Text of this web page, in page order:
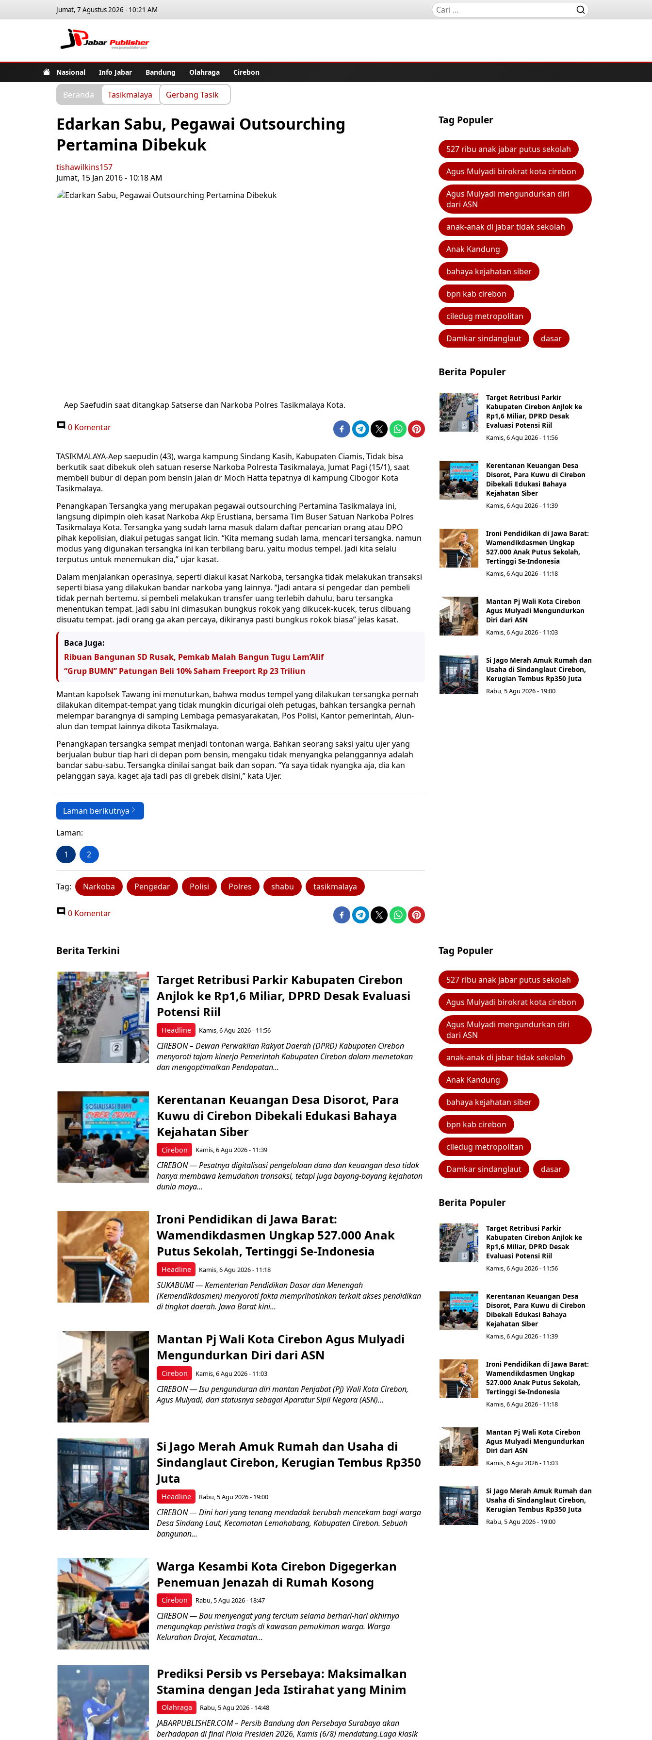
Jumat, 7 Agustus 2026 - 10:21 AM
Nasional Info Jabar Bandung Olahraga Cirebon
Beranda Tasikmalaya Gerbang Tasik
Edarkan Sabu, Pegawai Outsourching
Pertamina Dibekuk
tishawilkins157
Jumat, 15 Jan 2016 - 10:18 AM
Aep Saefudin saat ditangkap Satserse dan Narkoba Polres Tasikmalaya Kota.
0 Komentar
TASIKMALAYA-Aep saepudin (43), warga kampung Sindang Kasih, Kabupaten Ciamis, Tidak bisa
berkutik saat dibekuk oleh satuan reserse Narkoba Polresta Tasikmalaya, Jumat Pagi (15/1), saat
membeli bubur di depan pom bensin jalan dr Moch Hatta tepatnya di kampung Cibogor Kota
Tasikmalaya.
Penangkapan Tersangka yang merupakan pegawai outsourching Pertamina Tasikmalaya ini,
langsung dipimpin oleh kasat Narkoba Akp Erustiana, bersama Tim Buser Satuan Narkoba Polres
Tasikmalaya Kota. Tersangka yang sudah lama masuk dalam daftar pencarian orang atau DPO
pihak kepolisian, diakui petugas sangat licin. “Kita memang sudah lama, mencari tersangka. namun
modus yang digunakan tersangka ini kan terbilang baru. yaitu modus tempel. jadi kita selalu
terputus untuk menemukan dia,” ujar kasat.
Dalam menjalankan operasinya, seperti diakui kasat Narkoba, tersangka tidak melakukan transaksi
seperti biasa yang dilakukan bandar narkoba yang lainnya. “Jadi antara si pengedar dan pembeli
tidak pernah bertemu. si pembeli melakukan transfer uang terlebih dahulu, baru tersangka
menentukan tempat. Jadi sabu ini dimasukan bungkus rokok yang dikucek-kucek, terus dibuang
disuatu tempat. jadi orang ga akan percaya, dikiranya pasti bungkus rokok biasa” jelas kasat.
Baca Juga:
Ribuan Bangunan SD Rusak, Pemkab Malah Bangun Tugu Lam’Alif
“Grup BUMN” Patungan Beli 10% Saham Freeport Rp 23 Triliun
Mantan kapolsek Tawang ini menuturkan, bahwa modus tempel yang dilakukan tersangka pernah
dilakukan ditempat-tempat yang tidak mungkin dicurigai oleh petugas, bahkan tersangka pernah
melempar barangnya di samping Lembaga pemasyarakatan, Pos Polisi, Kantor pemerintah, Alun-
alun dan tempat lainnya dikota Tasikmalaya.
Penangkapan tersangka sempat menjadi tontonan warga. Bahkan seorang saksi yaitu ujer yang
berjualan bubur tiap hari di depan pom bensin, mengaku tidak menyangka pelanggannya adalah
bandar sabu-sabu. Tersangka dinilai sangat baik dan sopan. “Ya saya tidak nyangka aja, dia kan
pelanggan saya. kaget aja tadi pas di grebek disini,” kata Ujer.
Laman berikutnya
Laman:
1 2
Tag: Narkoba Pengedar Polisi Polres shabu tasikmalaya
0 Komentar
Tag Populer
527 ribu anak jabar putus sekolah
Agus Mulyadi birokrat kota cirebon
Agus Mulyadi mengundurkan diri
dari ASN
anak-anak di jabar tidak sekolah
Anak Kandung
bahaya kejahatan siber
bpn kab cirebon
ciledug metropolitan
Damkar sindanglaut dasar
Berita Populer
Target Retribusi Parkir
Kabupaten Cirebon Anjlok ke
Rp1,6 Miliar, DPRD Desak
Evaluasi Potensi Riil
Kamis, 6 Agu 2026 - 11:56
Kerentanan Keuangan Desa
Disorot, Para Kuwu di Cirebon
Dibekali Edukasi Bahaya
Kejahatan Siber
Kamis, 6 Agu 2026 - 11:39
Ironi Pendidikan di Jawa Barat:
Wamendikdasmen Ungkap
527.000 Anak Putus Sekolah,
Tertinggi Se-Indonesia
Kamis, 6 Agu 2026 - 11:18
Mantan Pj Wali Kota Cirebon
Agus Mulyadi Mengundurkan
Diri dari ASN
Kamis, 6 Agu 2026 - 11:03
Si Jago Merah Amuk Rumah dan
Usaha di Sindanglaut Cirebon,
Kerugian Tembus Rp350 Juta
Rabu, 5 Agu 2026 - 19:00
Berita Terkini
Headline
Target Retribusi Parkir Kabupaten Cirebon
Anjlok ke Rp1,6 Miliar, DPRD Desak Evaluasi
Potensi Riil
Kamis, 6 Agu 2026 - 11:56
CIREBON – Dewan Perwakilan Rakyat Daerah (DPRD) Kabupaten Cirebon
menyoroti tajam kinerja Pemerintah Kabupaten Cirebon dalam memetakan
dan mengoptimalkan Pendapatan...
Cirebon
Kerentanan Keuangan Desa Disorot, Para
Kuwu di Cirebon Dibekali Edukasi Bahaya
Kejahatan Siber
Kamis, 6 Agu 2026 - 11:39
CIREBON — Pesatnya digitalisasi pengelolaan dana dan keuangan desa tidak
hanya membawa kemudahan transaksi, tetapi juga bayang-bayang kejahatan
dunia maya...
Headline
Ironi Pendidikan di Jawa Barat:
Wamendikdasmen Ungkap 527.000 Anak
Putus Sekolah, Tertinggi Se-Indonesia
Kamis, 6 Agu 2026 - 11:18
SUKABUMI — Kementerian Pendidikan Dasar dan Menengah
(Kemendikdasmen) menyoroti fakta memprihatinkan terkait akses pendidikan
di tingkat daerah. Jawa Barat kini...
Cirebon
Mantan Pj Wali Kota Cirebon Agus Mulyadi
Mengundurkan Diri dari ASN
Kamis, 6 Agu 2026 - 11:03
CIREBON — Isu pengunduran diri mantan Penjabat (Pj) Wali Kota Cirebon,
Agus Mulyadi, dari statusnya sebagai Aparatur Sipil Negara (ASN)...
Headline
Si Jago Merah Amuk Rumah dan Usaha di
Sindanglaut Cirebon, Kerugian Tembus Rp350
Juta
Rabu, 5 Agu 2026 - 19:00
CIREBON — Dini hari yang tenang mendadak berubah mencekam bagi warga
Desa Sindang Laut, Kecamatan Lemahabang, Kabupaten Cirebon. Sebuah
bangunan...
Cirebon
Warga Kesambi Kota Cirebon Digegerkan
Penemuan Jenazah di Rumah Kosong
Rabu, 5 Agu 2026 - 18:47
CIREBON — Bau menyengat yang tercium selama berhari-hari akhirnya
mengungkap peristiwa tragis di kawasan pemukiman warga. Warga
Kelurahan Drajat, Kecamatan...
Olahraga
Prediksi Persib vs Persebaya: Maksimalkan
Stamina dengan Jeda Istirahat yang Minim
Rabu, 5 Agu 2026 - 14:48
JABARPUBLISHER.COM – Persib Bandung dan Persebaya Surabaya akan
berhadapan di final Piala Presiden 2026, Kamis (6/8) mendatang.Laga klasik
Tag Populer
527 ribu anak jabar putus sekolah
Agus Mulyadi birokrat kota cirebon
Agus Mulyadi mengundurkan diri
dari ASN
anak-anak di jabar tidak sekolah
Anak Kandung
bahaya kejahatan siber
bpn kab cirebon
ciledug metropolitan
Damkar sindanglaut dasar
Berita Populer
Target Retribusi Parkir
Kabupaten Cirebon Anjlok ke
Rp1,6 Miliar, DPRD Desak
Evaluasi Potensi Riil
Kamis, 6 Agu 2026 - 11:56
Kerentanan Keuangan Desa
Disorot, Para Kuwu di Cirebon
Dibekali Edukasi Bahaya
Kejahatan Siber
Kamis, 6 Agu 2026 - 11:39
Ironi Pendidikan di Jawa Barat:
Wamendikdasmen Ungkap
527.000 Anak Putus Sekolah,
Tertinggi Se-Indonesia
Kamis, 6 Agu 2026 - 11:18
Mantan Pj Wali Kota Cirebon
Agus Mulyadi Mengundurkan
Diri dari ASN
Kamis, 6 Agu 2026 - 11:03
Si Jago Merah Amuk Rumah dan
Usaha di Sindanglaut Cirebon,
Kerugian Tembus Rp350 Juta
Rabu, 5 Agu 2026 - 19:00